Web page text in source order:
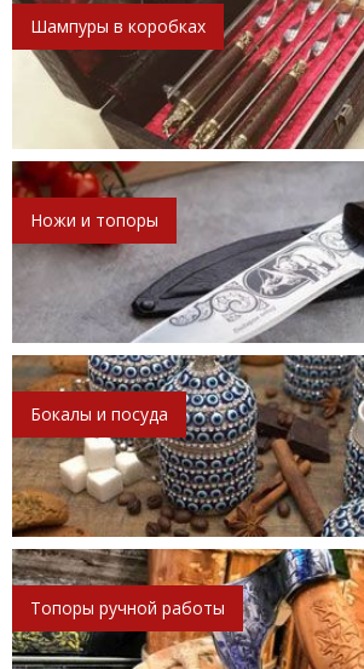
Шампуры в коробках
Ножи и топоры
Бокалы и посуда
Топоры ручной работы